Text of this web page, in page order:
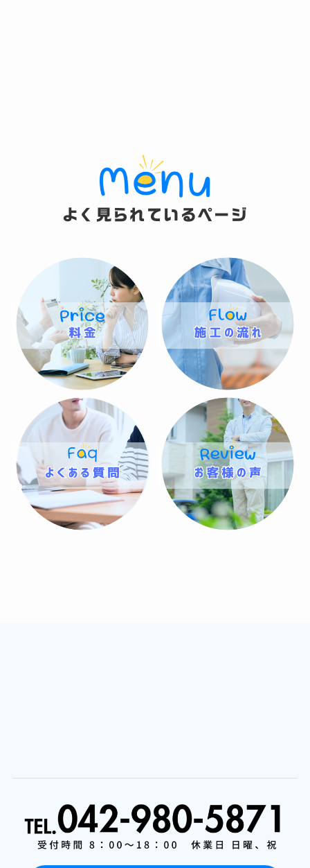
よく見られているページ